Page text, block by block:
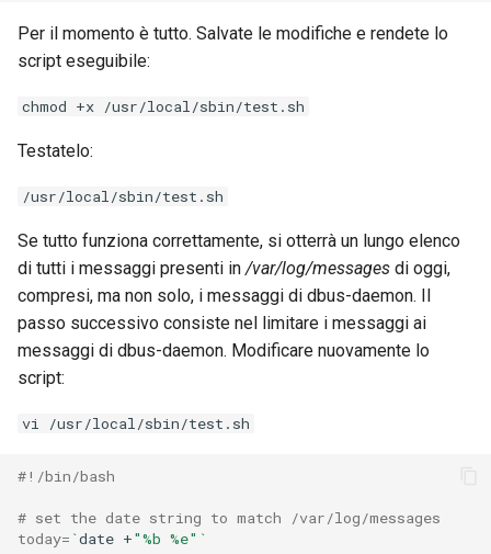
Per il momento è tutto. Salvate le modifiche e rendete lo
script eseguibile:
chmod +x /usr/local/sbin/test.sh
Testatelo:
/usr/local/sbin/test.sh
Se tutto funziona correttamente, si otterrà un lungo elenco
di tutti i messaggi presenti in/var/log/messages di oggi,
compresi, ma non solo, i messaggi di dbus-daemon. Il
passo successivo consiste nel limitare i messaggi ai
messaggi di dbus-daemon. Modificare nuovamente lo
script:
vi /usr/local/sbin/test.sh
#!/bin/bash
# set the date string to match /var/log/messages
today= `date +"%b %e" `